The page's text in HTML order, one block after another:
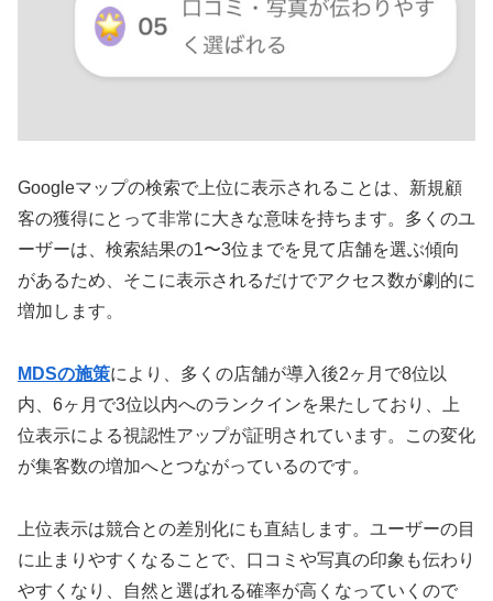
Googleマップの検索で上位に表示されることは、新規顧
客の獲得にとって非常に大きな意味を持ちます。多くのユ
ーザーは、検索結果の1〜3位までを見て店舗を選ぶ傾向
があるため、そこに表示されるだけでアクセス数が劇的に
増加します。
MDSの施策により、多くの店舗が導入後2ヶ月で8位以
内、6ヶ月で3位以内へのランクインを果たしており、上
位表示による視認性アップが証明されています。この変化
が集客数の増加へとつながっているのです。
上位表示は競合との差別化にも直結します。ユーザーの目
に止まりやすくなることで、口コミや写真の印象も伝わり
やすくなり、自然と選ばれる確率が高くなっていくので